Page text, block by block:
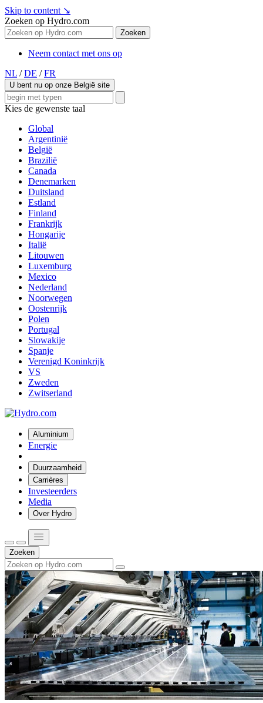
Skip to content ↘
Zoeken op Hydro.com
Zoeken
Neem contact met ons op
NL / DE / FR
U bent nu op onze België site
Kies de gewenste taal
Global
Argentinië
België
Brazilië
Canada
Denemarken
Duitsland
Estland
Finland
Frankrijk
Hongarije
Italië
Litouwen
Luxemburg
Mexico
Nederland
Noorwegen
Oostenrijk
Polen
Portugal
Slowakije
Spanje
Verenigd Koninkrijk
VS
Zweden
Zwitserland
Aluminium
Energie
Duurzaamheid
Carrières
Investeerders
Media
Over Hydro
Zoeken